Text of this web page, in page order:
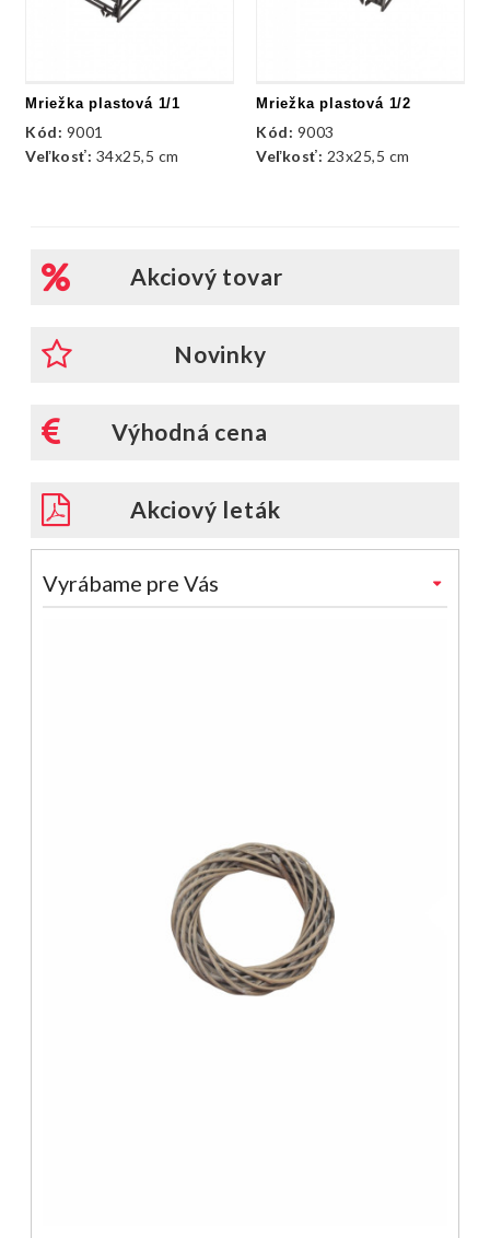
Mriežka plastová 1/1
Kód: 9001
Veľkosť: 34x25,5 cm
Mriežka plastová 1/2
Kód: 9003
Veľkosť: 23x25,5 cm
Akciový tovar
Novinky
Výhodná cena
Akciový leták
Vyrábame pre Vás